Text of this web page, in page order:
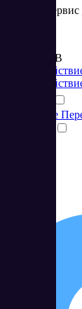
Онлайн-
от 495 RUB
Подробнее